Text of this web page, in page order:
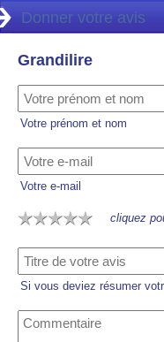
Donner votre avis
Grandilire
Votre prénom et nom
Votre e-mail
cliquez
Si vous deviez résumer